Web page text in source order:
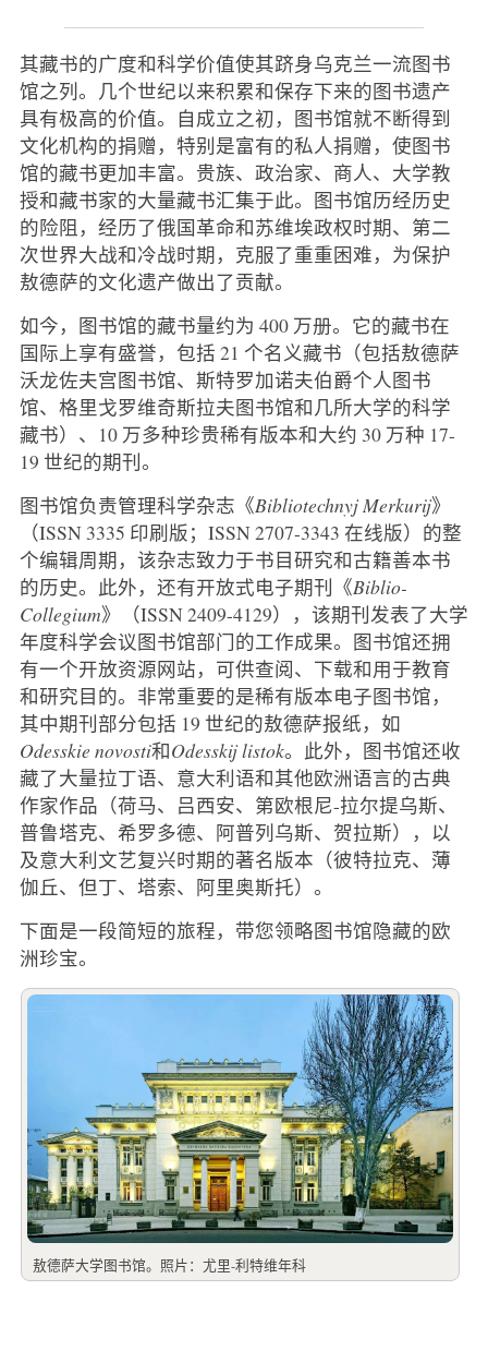
其藏书的广度和科学价值使其跻身乌克兰一流图书
馆之列。几个世纪以来积累和保存下来的图书遗产
具有极高的价值。自成立之初，图书馆就不断得到
文化机构的捐赠，特别是富有的私人捐赠，使图书
馆的藏书更加丰富。贵族、政治家、商人、大学教
授和藏书家的大量藏书汇集于此。图书馆历经历史
的险阻，经历了俄国革命和苏维埃政权时期、第二
次世界大战和冷战时期，克服了重重困难，为保护
敖德萨的文化遗产做出了贡献。
如今，图书馆的藏书量约为 400 万册。它的藏书在
国际上享有盛誉，包括 21 个名义藏书（包括敖德萨
沃龙佐夫宫图书馆、斯特罗加诺夫伯爵个人图书
馆、格里戈罗维奇斯拉夫图书馆和几所大学的科学
藏书）、10 万多种珍贵稀有版本和大约 30 万种 17-
19 世纪的期刊。
图书馆负责管理科学杂志《Bibliotechnyj Merkurij》
（ISSN 3335 印刷版；ISSN 2707-3343 在线版）的整
个编辑周期，该杂志致力于书目研究和古籍善本书
的历史。此外，还有开放式电子期刊《Biblio-
Collegium》（ISSN 2409-4129），该期刊发表了大学
年度科学会议图书馆部门的工作成果。图书馆还拥
有一个开放资源网站，可供查阅、下载和用于教育
和研究目的。非常重要的是稀有版本电子图书馆，
其中期刊部分包括 19 世纪的敖德萨报纸，如
Odesskie novosti和Odesskij listok。此外，图书馆还收
藏了大量拉丁语、意大利语和其他欧洲语言的古典
作家作品（荷马、吕西安、第欧根尼-拉尔提乌斯、
普鲁塔克、希罗多德、阿普列乌斯、贺拉斯），以
及意大利文艺复兴时期的著名版本（彼特拉克、薄
伽丘、但丁、塔索、阿里奥斯托）。
下面是一段简短的旅程，带您领略图书馆隐藏的欧
洲珍宝。
敖德萨大学图书馆。照片：尤里-利特维年科